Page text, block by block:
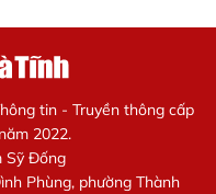
tin - Truyền thông cấp
2022.
Sỹ Đống
Phùng, phường Thành